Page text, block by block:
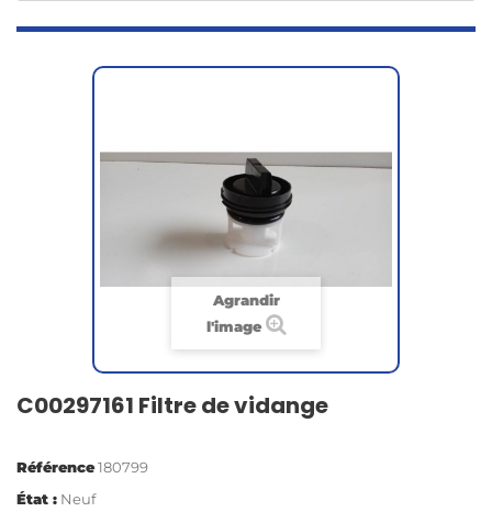
Agrandir
l'image
C00297161 Filtre de vidange
Référence180799
État : Neuf